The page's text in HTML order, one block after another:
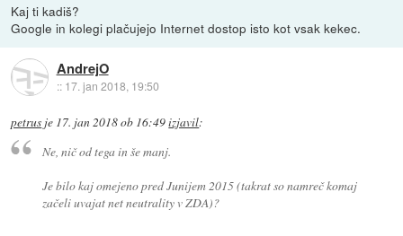
Kaj ti kadiš?
Google in kolegi plačujejo Internet dostop isto kot vsak kekec.
AndrejO
:: 17. jan 2018, 19:50
petrus je 17. jan 2018 ob 16:49izjavil:
Ne, nič od tega in še manj.
Je bilo kaj omejeno pred Junijem 2015 (takrat so namreč komaj
začeli uvajat net neutrality v ZDA)?